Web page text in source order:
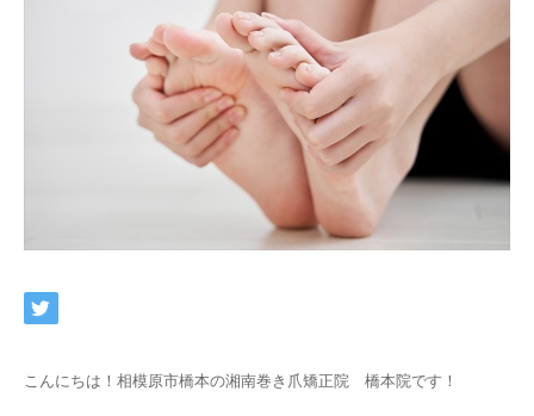
こんにちは！相模原市橋本の湘南巻き爪矯正院 橋本院です！